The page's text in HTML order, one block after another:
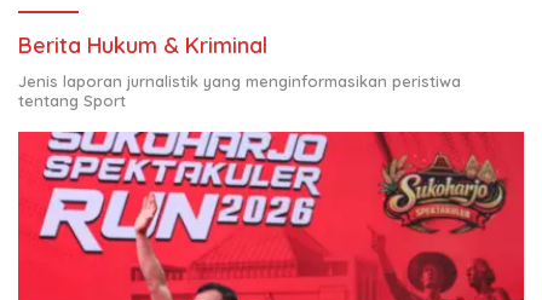
Berita Hukum & Kriminal
Jenis laporan jurnalistik yang menginformasikan peristiwa
tentang Sport